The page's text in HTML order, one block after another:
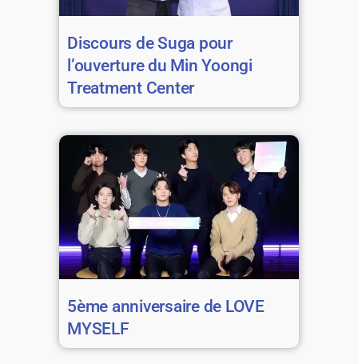
Discours de Suga pour
l’ouverture du Min Yoongi
Treatment Center
5ème anniversaire de LOVE
MYSELF